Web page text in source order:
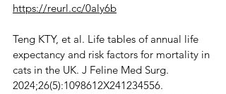
https://reurl.cc/0aly6b
Teng KTY, et al. Life tables of annual life
expectancy and risk factors for mortality in
cats in the UK. J Feline Med Surg.
2024;26(5):1098612X241234556.